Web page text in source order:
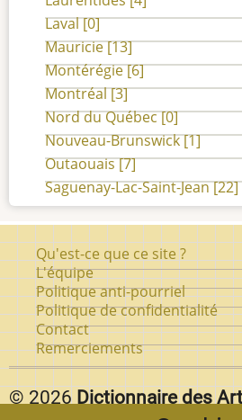
Laval[0]
Mauricie[13]
Montérégie[6]
Montréal[3]
Nord du Québec[0]
Nouveau-Brunswick[1]
Outaouais[7]
Saguenay-Lac-Saint-Jean[22]
Pied
de
page
Qu'est-ce que ce site ?
L'équipe
Politique anti-pourriel
Politique de confidentialité
Contact
Remerciements
© 2026 Dictionnaire des